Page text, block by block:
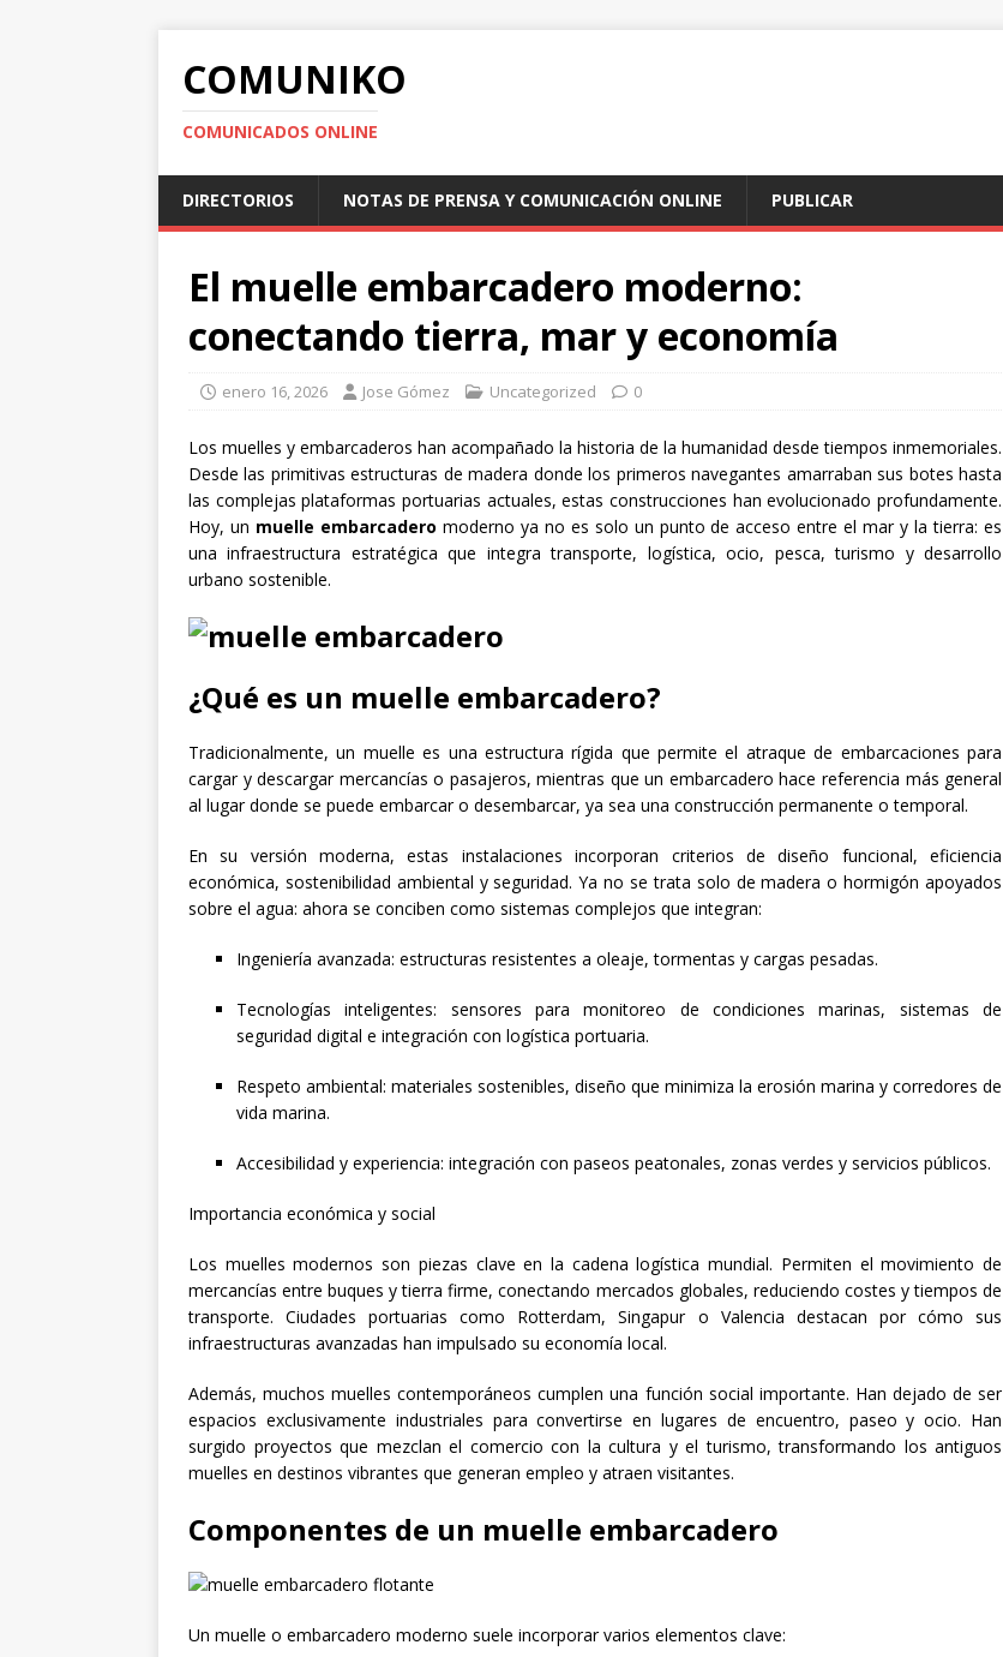
COMUNIKO
COMUNICADOS ONLINE
DIRECTORIOS NOTAS DE PRENSA Y COMUNICACIÓN ONLINE PUBLICAR
El muelle embarcadero moderno:
conectando tierra, mar y economía
enero 16, 2026 Jose Gómez Uncategorized 0
Los muelles y embarcaderos han acompañado la historia de la humanidad desde tiempos inmemoriales.
Desde las primitivas estructuras de madera donde los primeros navegantes amarraban sus botes hasta
las complejas plataformas portuarias actuales, estas construcciones han evolucionado profundamente.
Hoy, un muelle embarcadero moderno ya no es solo un punto de acceso entre el mar y la tierra: es
una infraestructura estratégica que integra transporte, logística, ocio, pesca, turismo y desarrollo
urbano sostenible.
¿Qué es un muelle embarcadero?
Tradicionalmente, un muelle es una estructura rígida que permite el atraque de embarcaciones para
cargar y descargar mercancías o pasajeros, mientras que un embarcadero hace referencia más general
al lugar donde se puede embarcar o desembarcar, ya sea una construcción permanente o temporal.
En su versión moderna, estas instalaciones incorporan criterios de diseño funcional, eficiencia
económica, sostenibilidad ambiental y seguridad. Ya no se trata solo de madera o hormigón apoyados
sobre el agua: ahora se conciben como sistemas complejos que integran:
Ingeniería avanzada: estructuras resistentes a oleaje, tormentas y cargas pesadas.
Tecnologías inteligentes: sensores para monitoreo de condiciones marinas, sistemas de
seguridad digital e integración con logística portuaria.
Respeto ambiental: materiales sostenibles, diseño que minimiza la erosión marina y corredores de
vida marina.
Accesibilidad y experiencia: integración con paseos peatonales, zonas verdes y servicios públicos.
Importancia económica y social
Los muelles modernos son piezas clave en la cadena logística mundial. Permiten el movimiento de
mercancías entre buques y tierra firme, conectando mercados globales, reduciendo costes y tiempos de
transporte. Ciudades portuarias como Rotterdam, Singapur o Valencia destacan por cómo sus
infraestructuras avanzadas han impulsado su economía local.
Además, muchos muelles contemporáneos cumplen una función social importante. Han dejado de ser
espacios exclusivamente industriales para convertirse en lugares de encuentro, paseo y ocio. Han
surgido proyectos que mezclan el comercio con la cultura y el turismo, transformando los antiguos
muelles en destinos vibrantes que generan empleo y atraen visitantes.
Componentes de un muelle embarcadero
Un muelle o embarcadero moderno suele incorporar varios elementos clave: